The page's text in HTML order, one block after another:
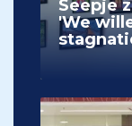
Seepje
'We